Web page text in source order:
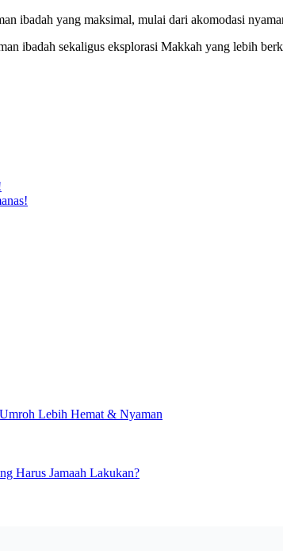
ibadah yang maksimal, mulai dari akomodasi
ibadah sekaligus eksplorasi Makkah yang lebih
Lebih Hemat & Nyaman
Harus Jamaah Lakukan?